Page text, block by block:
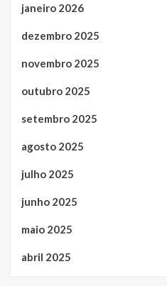
janeiro 2026
dezembro 2025
novembro 2025
outubro 2025
setembro 2025
agosto 2025
julho 2025
junho 2025
maio 2025
abril 2025